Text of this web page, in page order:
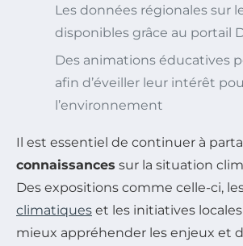
Les données régionales sur
disponibles grâce au portail
Des animations éducatives
afin d’éveiller leur intérêt
l’environnement
Il est essentiel de continuer à
connaissances sur la situation
Des expositions comme celle-ci,
climatiques et les initiatives
mieux appréhender les enjeux et